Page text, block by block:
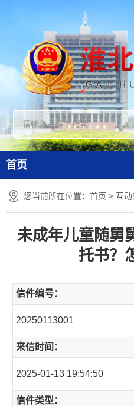
首页
您当前所在位置： 首页 > 互
未成年儿童随舅
托书？
信件编号：
20250113001
来信时间：
2025-01-13 19:54:50
信件类型：